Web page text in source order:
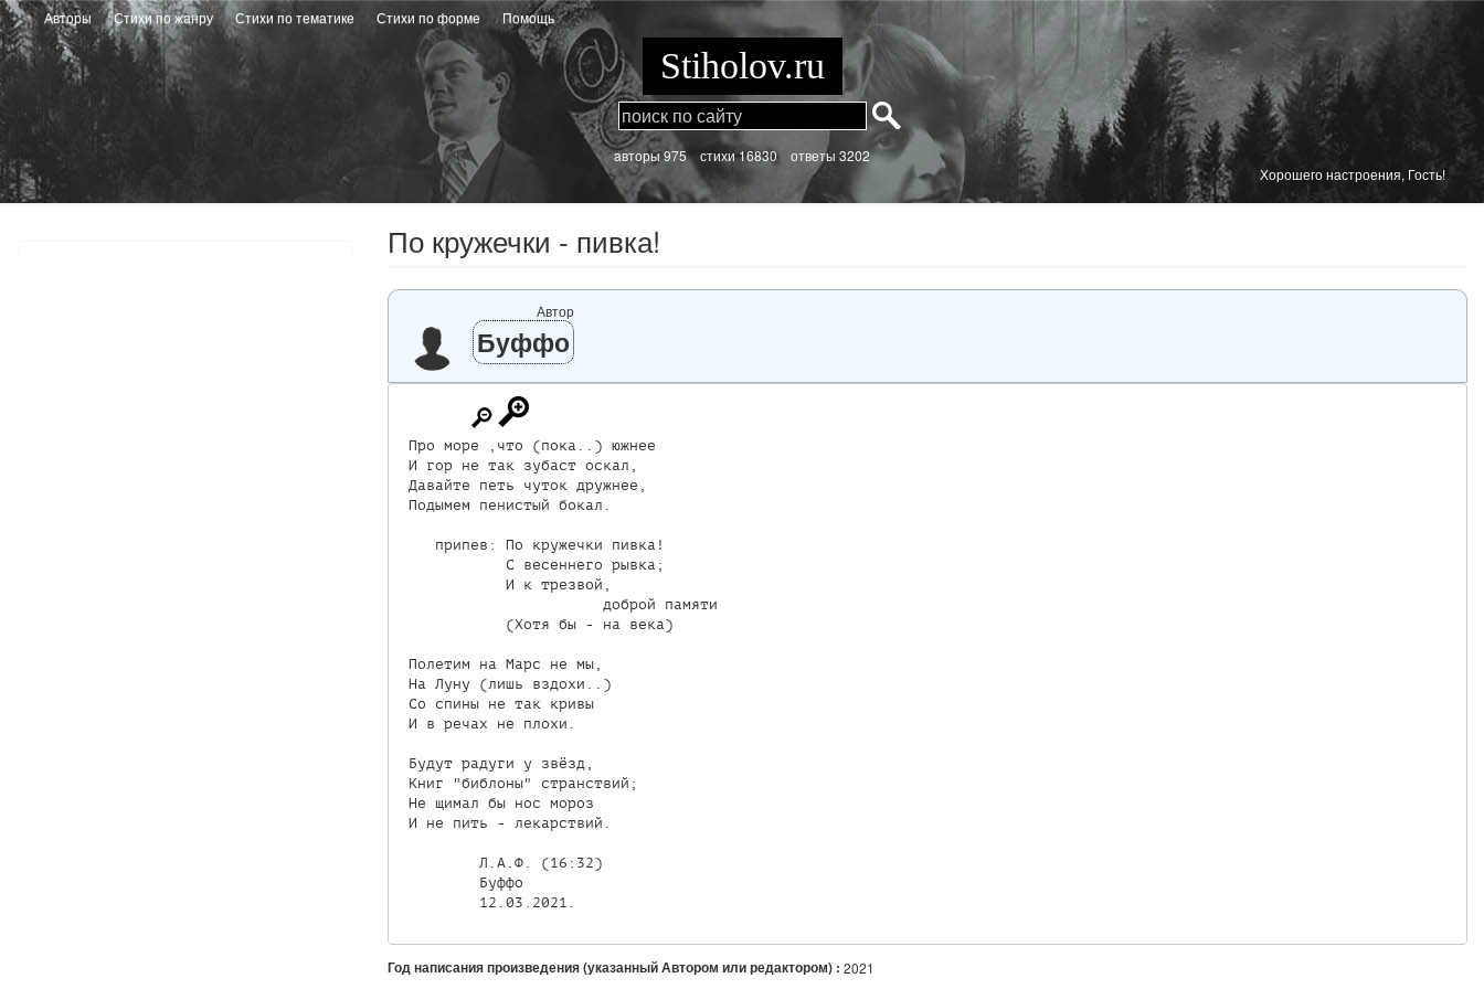
Перейти
к
основному
содержанию
Авторы Стихи по жанру Стихи по тематике Стихи по форме Помощь
Stiholov.ru
aвторы 975 стихи16830 ответы 3202
Хорошего настроения, Гость!
По кружечки - пивка!
Автор
Буффо
Про море ,что (пока..) южнее
И гор не так зубаст оскал,
Давайте петь чуток дружнее,
Подымем пенистый бокал.
    припев: По кружечки пивка!
            С весеннего рывка;
            И к трезвой,
                       доброй памяти
            (Хотя бы - на века)
Полетим на Марс не мы,
На Луну (лишь вздохи..)
Со спины не так кривы
И в речах не плохи.
Будут радуги у звёзд,
Книг "библоны" странствий;
Не щимал бы нос мороз
И не пить - лекарствий.
         Л.А.Ф. (16:32)
         Буффо
         12.03.2021.
Год написания произведения (указанный Автором или редактором) : 2021